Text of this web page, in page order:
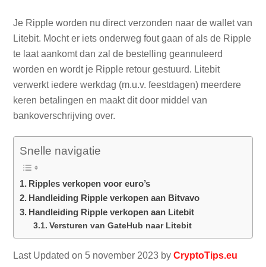
Last Updated on 5 november 2023 byCryptoTips.eu
Je Ripple worden nu direct verzonden naar de wallet van
Litebit. Mocht er iets onderweg fout gaan of als de Ripple
te laat aankomt dan zal de bestelling geannuleerd
worden en wordt je Ripple retour gestuurd. Litebit
verwerkt iedere werkdag (m.u.v. feestdagen) meerdere
keren betalingen en maakt dit door middel van
bankoverschrijving over.
Snelle navigatie
Ripples verkopen voor euro’s
Handleiding Ripple verkopen aan Bitvavo
Handleiding Ripple verkopen aan Litebit
Versturen van GateHub naar Litebit